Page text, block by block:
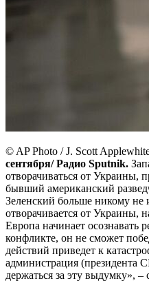
© AP Photo / J. Scott
сентября/ Радио Sputnik.
отворачиваться от Украины,
бывший американский
Зеленский больше никому не
отворачивается от Украины,
Европа начинает осознавать
конфликте, он не сможет
действий приведет к
администрация
держаться за эту выдумку», –